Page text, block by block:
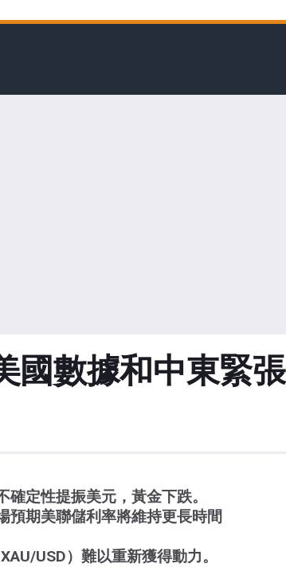
國數據和中東緊
定性提振美元，黃金下跌。
預期美聯儲利率將維持更長時間
USD）難以重新獲得動力。